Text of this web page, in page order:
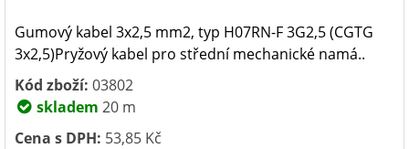
Gumový kabel 3x2,5 mm2, typ H07RN-F 3G2,5 (CGTG
3x2,5)Pryžový kabel pro střední mechanické namá..
Kód zboží: 03802
skladem 20 m
Cena s DPH: 53,85 Kč